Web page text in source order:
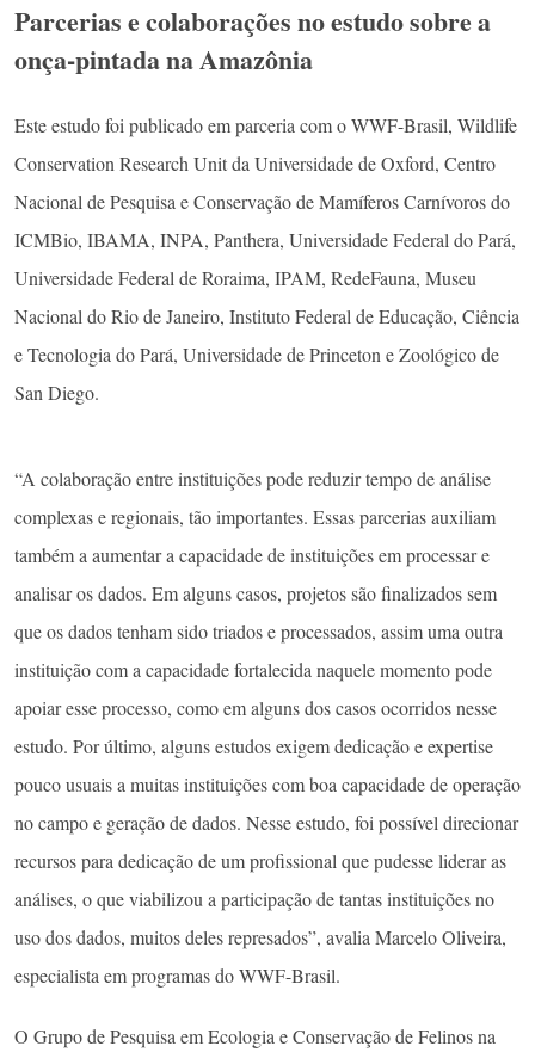
Parcerias e colaborações no estudo sobre a
onça-pintada na Amazônia
Este estudo foi publicado em parceria com o WWF-Brasil, Wildlife
Conservation Research Unit da Universidade de Oxford, Centro
Nacional de Pesquisa e Conservação de Mamíferos Carnívoros do
ICMBio, IBAMA, INPA, Panthera, Universidade Federal do Pará,
Universidade Federal de Roraima, IPAM, RedeFauna, Museu
Nacional do Rio de Janeiro, Instituto Federal de Educação, Ciência
e Tecnologia do Pará, Universidade de Princeton e Zoológico de
San Diego.
“A colaboração entre instituições pode reduzir tempo de análise
complexas e regionais, tão importantes. Essas parcerias auxiliam
também a aumentar a capacidade de instituições em processar e
analisar os dados. Em alguns casos, projetos são finalizados sem
que os dados tenham sido triados e processados, assim uma outra
instituição com a capacidade fortalecida naquele momento pode
apoiar esse processo, como em alguns dos casos ocorridos nesse
estudo. Por último, alguns estudos exigem dedicação e expertise
pouco usuais a muitas instituições com boa capacidade de operação
no campo e geração de dados. Nesse estudo, foi possível direcionar
recursos para dedicação de um profissional que pudesse liderar as
análises, o que viabilizou a participação de tantas instituições no
uso dos dados, muitos deles represados”, avalia Marcelo Oliveira,
especialista em programas do WWF-Brasil.
O Grupo de Pesquisa em Ecologia e Conservação de Felinos na